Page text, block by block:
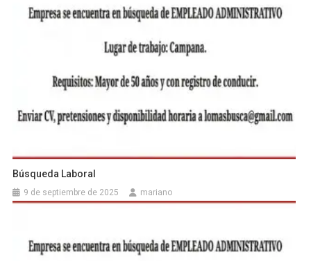
Búsqueda Laboral
9 de septiembre de 2025 mariano